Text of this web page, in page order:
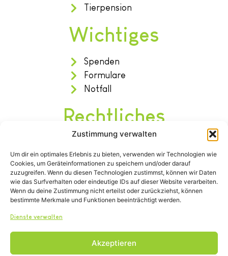
Zustimmung verwalten
Um dir ein optimales Erlebnis zu bieten, verwenden wir Technologien wie
Cookies, um Geräteinformationen zu speichern und/oder darauf
zuzugreifen. Wenn du diesen Technologien zustimmst, können wir Daten
wie das Surfverhalten oder eindeutige IDs auf dieser Website verarbeiten.
Wenn du deine Zustimmung nicht erteilst oder zurückziehst, können
bestimmte Merkmale und Funktionen beeinträchtigt werden.
Dienste verwalten
Akzeptieren
Tierpension
Wichtiges
Spenden
Formulare
Notfall
Rechtliches
Datenschutz
Satzung